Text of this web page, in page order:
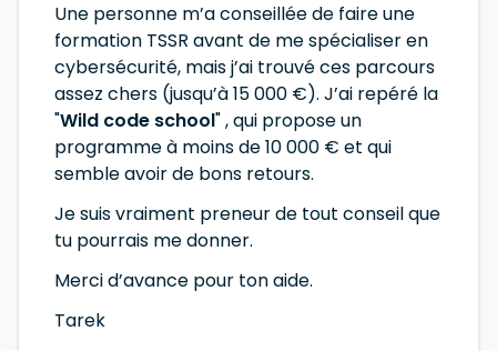
Une personne m’a conseillée de faire une
formation TSSR avant de me spécialiser en
cybersécurité, mais j’ai trouvé ces parcours
assez chers (jusqu’à 15 000 €). J’ai repéré la
"Wild code school" , qui propose un
programme à moins de 10 000 € et qui
semble avoir de bons retours.
Je suis vraiment preneur de tout conseil que
tu pourrais me donner.
Merci d’avance pour ton aide.
Tarek